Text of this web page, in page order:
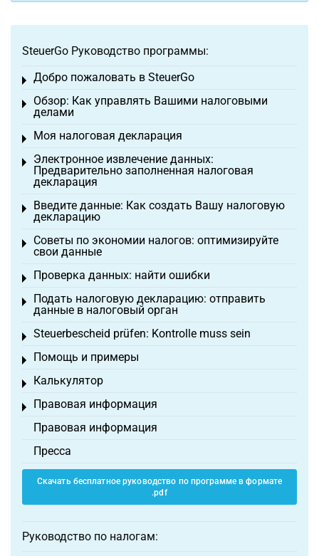
SteuerGo Руководство программы:
Добро пожаловать в SteuerGo
Toggle menu
Обзор: Как управлять Вашими налоговыми
делами
Toggle menu
Моя налоговая декларация
Toggle menu
Электронное извлечение данных:
Предварительно заполненная налоговая
декларация
Toggle menu
Введите данные: Как создать Вашу налоговую
декларацию
Toggle menu
Советы по экономии налогов: оптимизируйте
свои данные
Toggle menu
Проверка данных: найти ошибки
Toggle menu
Подать налоговую декларацию: отправить
данные в налоговый орган
Toggle menu
Steuerbescheid prüfen: Kontrolle muss sein
Toggle menu
Помощь и примеры
Toggle menu
Калькулятор
Toggle menu
Правовая информация
Toggle menu
Правовая информация
Пресса
Скачать бесплатное руководство по программе в формате
.pdf
Руководство по налогам: